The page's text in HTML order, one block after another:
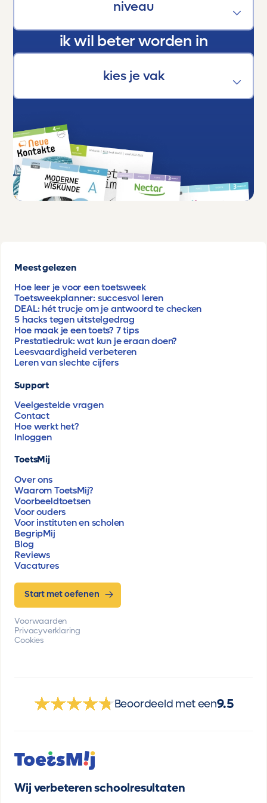
ik wil beter worden in
Meest gelezen
Hoe leer je voor een toetsweek
Toetsweekplanner: succesvol leren
DEAL: hét trucje om je antwoord te checken
5 hacks tegen uitstelgedrag
Hoe maak je een toets? 7 tips
Prestatiedruk: wat kun je eraan doen?
Leesvaardigheid verbeteren
Leren van slechte cijfers
Support
Veelgestelde vragen
Contact
Hoe werkt het?
Inloggen
ToetsMij
Over ons
Waarom ToetsMij?
Voorbeeldtoetsen
Voor ouders
Voor instituten en scholen
BegripMij
Blog
Reviews
Vacatures
Start met oefenen
Voorwaarden
Privacyverklaring
Cookies
Beoordeeld met een9.5
Wij verbeteren schoolresultaten